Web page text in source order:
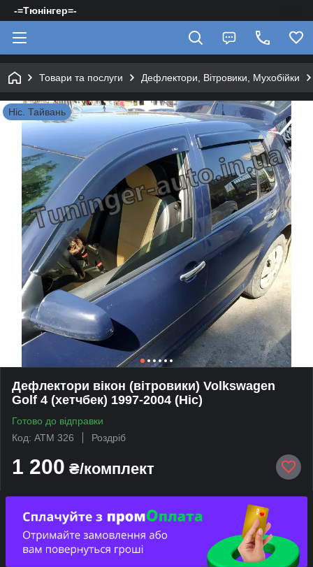
-=Тюнінгер=-
Товари та послуги Дефлектори, Вітровики, Мухобійки
Hic. Тайвань
Дефлектори вікон (вітровики) Volkswagen
Golf 4 (хетчбек) 1997-2004 (Hic)
Готово до відправки
Код: ATM 326
Роздріб
1 200 ₴/комплект